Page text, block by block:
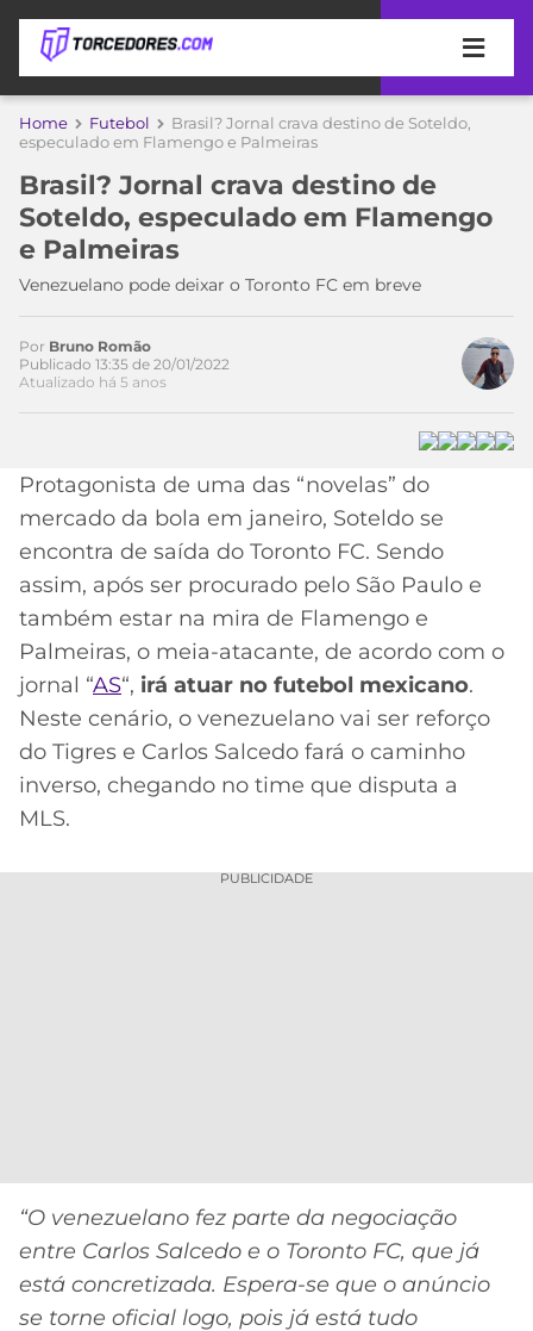
APOSTAS
DE
APOSTA
MELHORES
SITES
DE
APOSTAS
2026
PROMOCIONAL
BETBOOM
CÓDIGO
DE
INDICAÇÃO
BET365
CÓDIGO
BETANO
COPA
DO
MUNDO
TIMES
MEU
PALMEIRAS
CORINTHIANS
SÃO
PAULO
SANTOS
FLAMENGO
ATLÉTICO
MG
CRUZEIRO
CAMPEONATOS
BRASILEIRÃO
SÉRIE
A
LIBERTADORES
COPA
DO
BRASIL
PREMIER
COPA
MÍDIA
ESPORTIVA
MERCADO
DA
BOLA
PALPITES
Home Futebol
Brasil? Jornal crava destino de Soteldo,
especulado em Flamengo e Palmeiras
Brasil? Jornal crava destino de
Soteldo, especulado em Flamengo
e Palmeiras
Venezuelano pode deixar o Toronto FC em breve
Por Bruno Romão
Publicado 13:35 de 20/01/2022
Atualizado há 5 anos
Protagonista de uma das “novelas” do
mercado da bola em janeiro, Soteldo se
encontra de saída do Toronto FC. Sendo
assim, após ser procurado pelo São Paulo e
também estar na mira de Flamengo e
Palmeiras, o meia-atacante, de acordo com o
jornal “AS“, irá atuar no futebol mexicano.
Neste cenário, o venezuelano vai ser reforço
do Tigres e Carlos Salcedo fará o caminho
inverso, chegando no time que disputa a
MLS.
PUBLICIDADE
“O venezuelano fez parte da negociação
entre Carlos Salcedo e o Toronto FC, que já
está concretizada. Espera-se que o anúncio
se torne oficial logo, pois já está tudo